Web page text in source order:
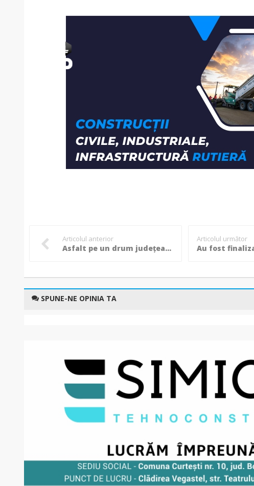
Articolul anterior
Asfalt pe un drum județean din Botoșani, peste 44 de milioane de lei investiți!
Articolul următor
SPUNE-NE OPINIA TA